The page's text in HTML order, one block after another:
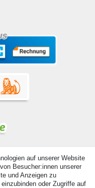
auf unserer Website
Besucher:innen unserer
und Anzeigen zu
oder Zugriffe auf